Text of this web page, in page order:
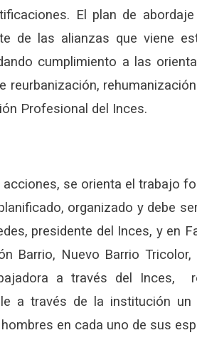
El plan de
de las alianzas que viene
cumplimiento a las
reurbanización,
Profesional del Inces.
se orienta el trabajo
organizado y debe
presidente del Inces, y en
Barrio, Nuevo Barrio
a través del Inces,
a través de la institución
en cada uno de sus